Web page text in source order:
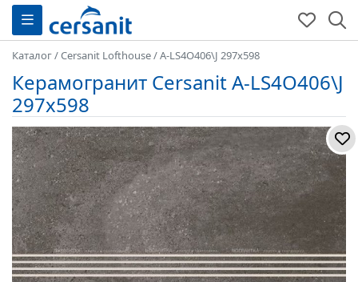
Каталог/Cersanit Lofthouse/A-LS4O406\J 297x598
Керамогранит Cersanit A-LS4O406\J
297x598